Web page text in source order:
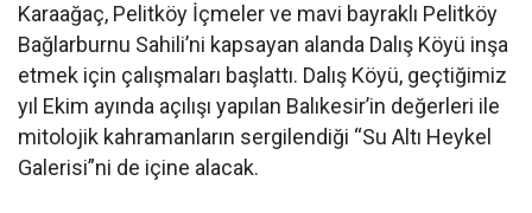
Karaağaç, Pelitköy İçmeler ve mavi bayraklı Pelitköy
Bağlarburnu Sahili’ni kapsayan alanda Dalış Köyü inşa
etmek için çalışmaları başlattı. Dalış Köyü, geçtiğimiz
yıl Ekim ayında açılışı yapılan Balıkesir’in değerleri ile
mitolojik kahramanların sergilendiği “Su Altı Heykel
Galerisi”ni de içine alacak.